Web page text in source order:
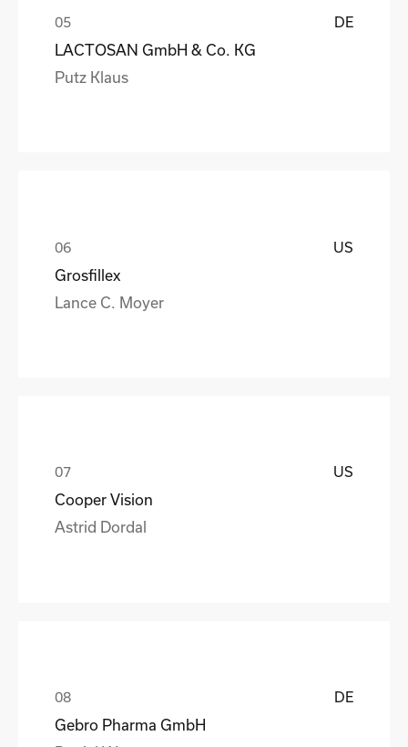
DE
LACTOSAN GmbH & Co. KG
Putz Klaus
US
Grosfillex
Lance C. Moyer
US
Cooper Vision
Astrid Dordal
DE
Gebro Pharma GmbH